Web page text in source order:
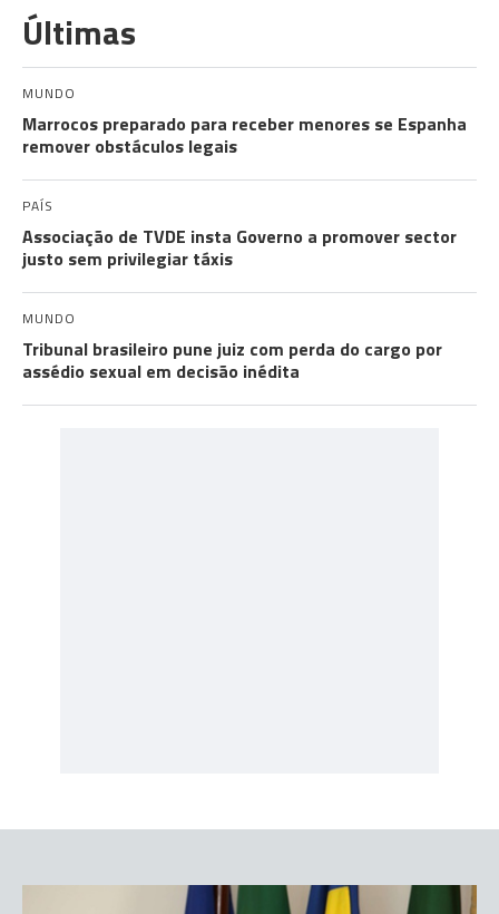
Últimas
MUNDO
Marrocos preparado para receber menores se Espanha
remover obstáculos legais
PAÍS
Associação de TVDE insta Governo a promover sector
justo sem privilegiar táxis
MUNDO
Tribunal brasileiro pune juiz com perda do cargo por
assédio sexual em decisão inédita